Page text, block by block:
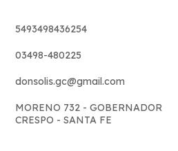
5493498436254
03498-480225
donsolis.gc@gmail.com
MORENO 732 - GOBERNADOR
CRESPO - SANTA FE